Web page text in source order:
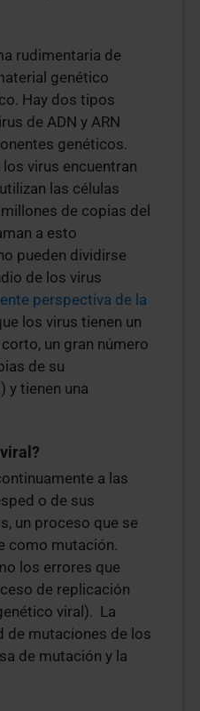
rudimentaria de
genético
Hay dos tipos
de ADN y ARN
genéticos.
virus encuentran
las células
de copias del
a esto
pueden dividirse
de los virus
perspectiva de la
los virus tienen un
un gran número
de su
y tienen una
a las
o de sus
un proceso que se
como mutación.
los errores que
de replicación
viral). La
de mutaciones de los
de mutación y la